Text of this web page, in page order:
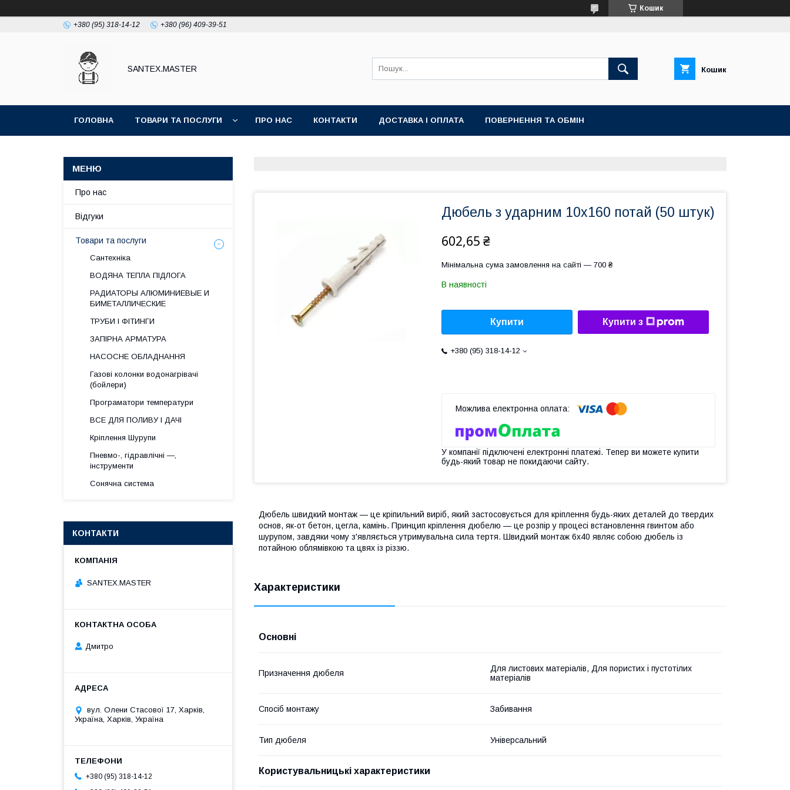
Кошик
+380 (95) 318-14-12 +380 (96) 409-39-51
SANTEX.MASTER Кошик
ГОЛОВНА ТОВАРИ ТА ПОСЛУГИ ПРО НАС КОНТАКТИ ДОСТАВКА І ОПЛАТА ПОВЕРНЕННЯ ТА ОБМІН
Дюбель з ударним 10x160 потай (50 штук)
602,65 ₴
Мінімальна сума замовлення на сайті — 700 ₴
В наявності
Купити Купити з
+380 (95) 318-14-12
У компанії підключені електронні платежі. Тепер ви можете купити
будь-який товар не покидаючи сайту.
Дюбель швидкий монтаж — це кріпильний виріб, який застосовується для кріплення будь-яких деталей до твердих
основ, як-от бетон, цегла, камінь. Принцип кріплення дюбелю — це розпір у процесі встановлення гвинтом або
шурупом, завдяки чому з'являється утримувальна сила тертя. Швидкий монтаж 6х40 являє собою дюбель із
потайною облямівкою та цвях із різзю.
Характеристики
Основні
Призначення дюбеля
Для листових матеріалів, Для пористих і пустотілих
матеріалів
Спосіб монтажу Забивання
Тип дюбеля Універсальний
Користувальницькі характеристики
Про нас
Відгуки
Товари та послуги
Сантехніка
ВОДЯНА ТЕПЛА ПІДЛОГА
РАДИАТОРЫ АЛЮМИНИЕВЫЕ И
БИМЕТАЛЛИЧЕСКИЕ
ТРУБИ І ФІТИНГИ
ЗАПІРНА АРМАТУРА
НАСОСНЕ ОБЛАДНАННЯ
Газові колонки водонагрівачі
(бойлери)
Програматори температури
ВСЕ ДЛЯ ПОЛИВУ І ДАЧІ
Кріплення Шурупи
Пневмо-, гідравлічні —,
інструменти
Сонячна система
КОНТАКТИ
SANTEX.MASTER
Дмитро
вул. Олени Стасової 17, Харків,
Україна, Харків, Україна
+380 (95) 318-14-12